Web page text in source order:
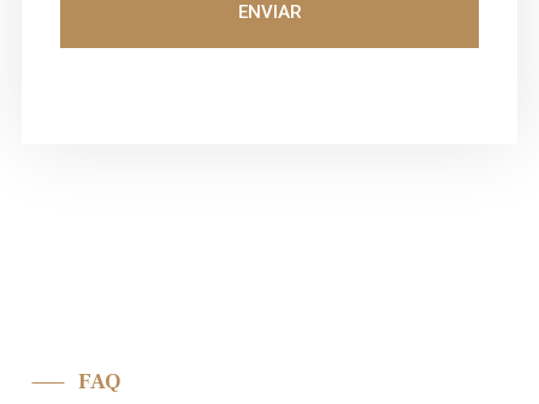
ENVIAR
FAQ